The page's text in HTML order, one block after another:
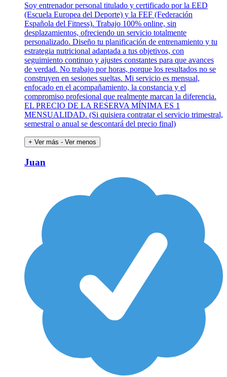
Soy entrenador personal titulado y certificado por la EED
(Escuela Europea del Deporte) y la FEF (Federación
Española del Fitness). Trabajo 100% online, sin
desplazamientos, ofreciendo un servicio totalmente
personalizado. Diseño tu planificación de entrenamiento y tu
estrategia nutricional adaptada a tus objetivos, con
seguimiento continuo y ajustes constantes para que avances
de verdad. No trabajo por horas, porque los resultados no se
construyen en sesiones sueltas. Mi servicio es mensual,
enfocado en el acompañamiento, la constancia y el
compromiso profesional que realmente marcan la diferencia.
EL PRECIO DE LA RESERVA MÍNIMA ES 1
MENSUALIDAD. (Si quisiera contratar el servicio trimestral,
semestral o anual se descontará del precio final)
+ Ver más - Ver menos
Juan